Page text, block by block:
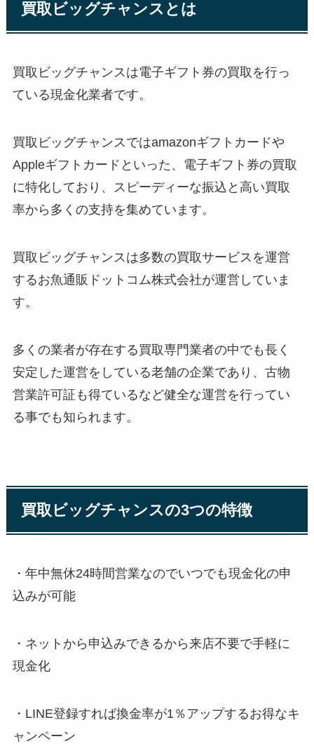
買取ビッグチャンスとは
買取ビッグチャンスは電子ギフト券の買取を行っ
ている現金化業者です。
買取ビッグチャンスではamazonギフトカードや
Appleギフトカードといった、電子ギフト券の買取
に特化しており、スピーディーな振込と高い買取
率から多くの支持を集めています。
買取ビッグチャンスは多数の買取サービスを運営
するお魚通販ドットコム株式会社が運営していま
す。
多くの業者が存在する買取専門業者の中でも長く
安定した運営をしている老舗の企業であり、古物
営業許可証も得ているなど健全な運営を行ってい
る事でも知られます。
買取ビッグチャンスの3つの特徴
・年中無休24時間営業なのでいつでも現金化の申
込みが可能
・ネットから申込みできるから来店不要で手軽に
現金化
・LINE登録すれば換金率が1％アップするお得なキ
ャンペーン